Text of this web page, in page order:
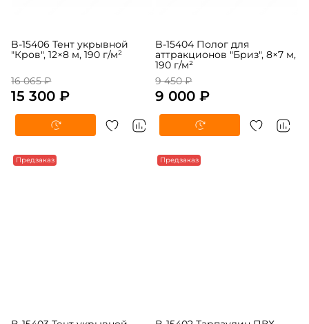
B-15406 Тент укрывной
"Кров", 12×8 м, 190 г/м²
16 065 ₽
15 300 ₽
B-15404 Полог для
аттракционов "Бриз", 8×7 м,
190 г/м²
9 450 ₽
9 000 ₽
Предзаказ Предзаказ